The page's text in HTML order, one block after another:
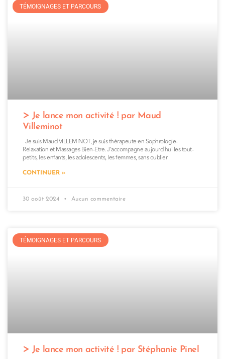
TÉMOIGNAGES ET PARCOURS
Je lance mon activité ! par Maud
Villeminot
Je suis Maud VILLEMINOT, je suis thérapeute en Sophrologie-
Relaxation et Massages Bien-Etre. J’accompagne aujourd’hui les tout-
petits, les enfants, les adolescents, les femmes, sans oublier
CONTINUER »
30 août 2024 Aucun commentaire
TÉMOIGNAGES ET PARCOURS
Je lance mon activité ! par Stéphanie Pinel